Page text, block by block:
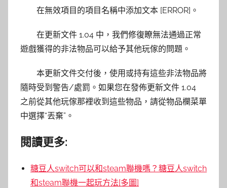
在無效項目的項目名稱中添加文本 [ERROR]。
在更新文件 1.04 中，我們修復瞭無法通過正常
遊戲獲得的非法物品可以給予其他玩傢的問題。
本更新文件交付後，使用或持有這些非法物品將
隨時受到警告/處罰。如果您在發佈更新文件 1.04
之前從其他玩傢那裡收到這些物品，請從物品欄菜單
中選擇“丟棄”。
閱讀更多:
糖豆人switch可以和steam聯機嗎？糖豆人switch
和steam聯機一起玩方法[多圖]